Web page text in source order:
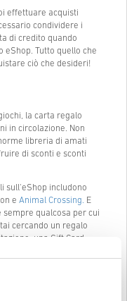
effettuare acquisti
condividere i
di credito quando
eShop. Tutto quello che
ciò che desideri!
la carta regalo
in circolazione. Non
libreria di amati
di sconti e sconti
sull'eShop includono
e Animal Crossing. E
sempre qualcosa per cui
cercando un regalo
una Gift Card